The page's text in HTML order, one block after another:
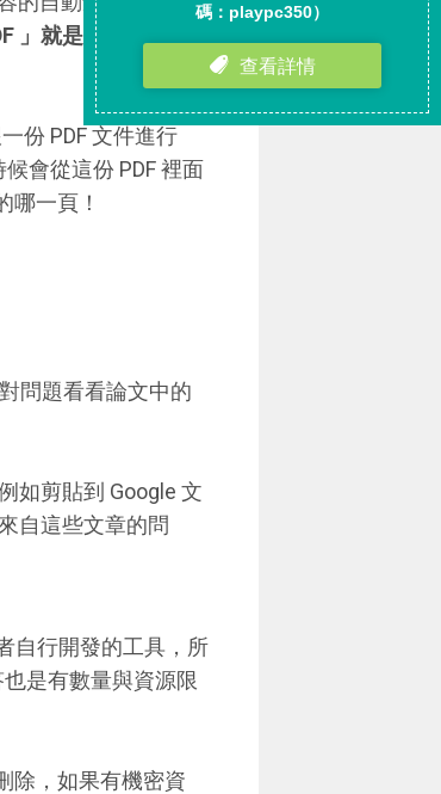
」就是在這個趨勢
份 PDF 文件進行
會從這份 PDF 裡面
哪一頁！
問題看看論文中的
如剪貼到 Google 文
自這些文章的問
自行開發的工具，所
是有數量與資源限
除，如果有機密資